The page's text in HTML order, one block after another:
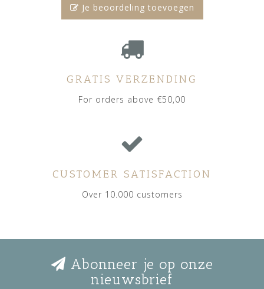
Je beoordeling toevoegen
GRATIS VERZENDING
For orders above €50,00
CUSTOMER SATISFACTION
Over 10.000 customers
Abonneer je op onze
nieuwsbrief